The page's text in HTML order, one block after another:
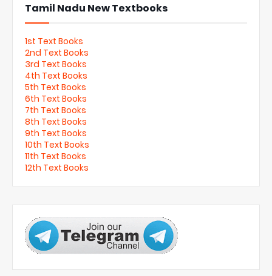
Tamil Nadu New Textbooks
1st Text Books
2nd Text Books
3rd Text Books
4th Text Books
5th Text Books
6th Text Books
7th Text Books
8th Text Books
9th Text Books
10th Text Books
11th Text Books
12th Text Books